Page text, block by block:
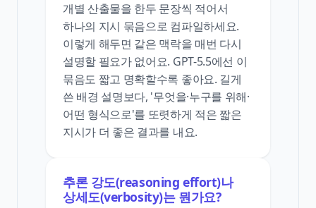
개별 산출물을 한두 문장씩 적어서
하나의 지시 묶음으로 컴파일하세요.
이렇게 해두면 같은 맥락을 매번 다시
설명할 필요가 없어요. GPT-5.5에선 이
묶음도 짧고 명확할수록 좋아요. 길게
쓴 배경 설명보다, '무엇을·누구를 위해·
어떤 형식으로'를 또렷하게 적은 짧은
지시가 더 좋은 결과를 내요.
추론 강도(reasoning effort)나
상세도(verbosity)는 뭔가요?